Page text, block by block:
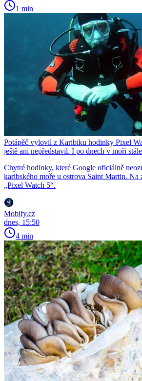
1 min
Potápěč vylovil z Karibiku hodinky Pixel
ještě ani nepředstavil. I po dnech v moři
Chytré hodinky, které Google oficiálně
karibského moře u ostrova Saint Martin. Na
„Pixel Watch 5“.
Mobify.cz
dnes, 15:50
4 min